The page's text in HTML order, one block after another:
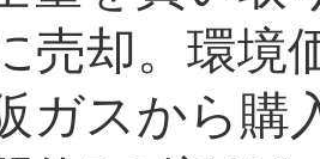
売却。環境
ガスから購